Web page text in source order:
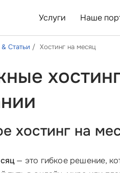
Услуги Наше
Статьи Хостинг на месяц
хостинг на
— это гибкое решение,